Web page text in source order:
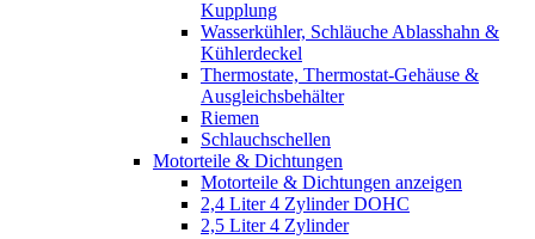
Kupplung
Wasserkühler, Schläuche Ablasshahn &
Kühlerdeckel
Thermostate, Thermostat-Gehäuse &
Ausgleichsbehälter
Riemen
Schlauchschellen
Motorteile & Dichtungen
Motorteile & Dichtungen anzeigen
2,4 Liter 4 Zylinder DOHC
2,5 Liter 4 Zylinder